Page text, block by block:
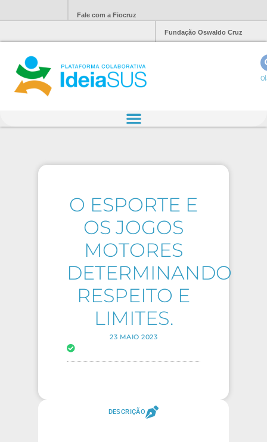
Fale com a Fiocruz
Fundação Oswaldo Cruz
O ESPORTE E
OS JOGOS
MOTORES
DETERMINANDO
RESPEITO E
LIMITES.
23 MAIO 2023
DESCRIÇÃO